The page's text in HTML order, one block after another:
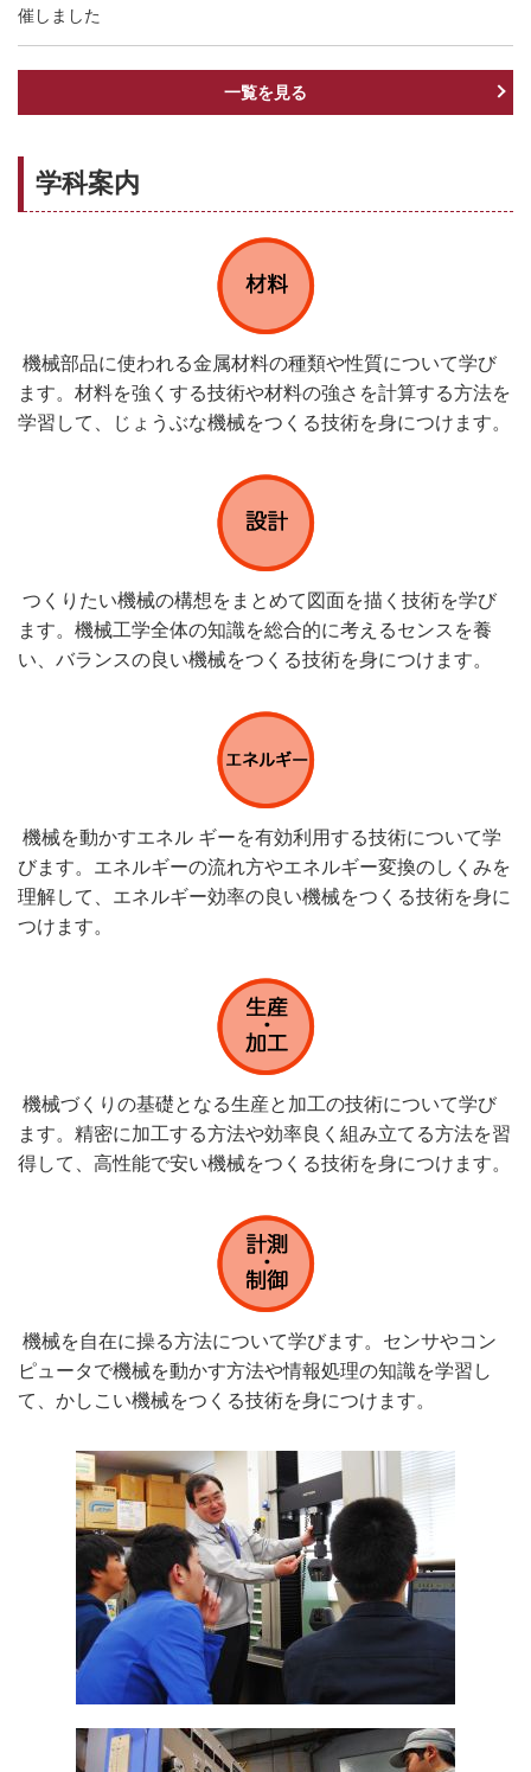
催しました
一覧を見る
学科案内
機械部品に使われる金属材料の種類や性質について学び
ます。材料を強くする技術や材料の強さを計算する方法を
学習して、じょうぶな機械をつくる技術を身につけます。
つくりたい機械の構想をまとめて図面を描く技術を学び
ます。機械工学全体の知識を総合的に考えるセンスを養
い、バランスの良い機械をつくる技術を身につけます。
機械を動かすエネル ギーを有効利用する技術について学
びます。エネルギーの流れ方やエネルギー変換のしくみを
理解して、エネルギー効率の良い機械をつくる技術を身に
つけます。
機械づくりの基礎となる生産と加工の技術について学び
ます。精密に加工する方法や効率良く組み立てる方法を習
得して、高性能で安い機械をつくる技術を身につけます。
機械を自在に操る方法について学びます。センサやコン
ピュータで機械を動かす方法や情報処理の知識を学習し
て、かしこい機械をつくる技術を身につけます。